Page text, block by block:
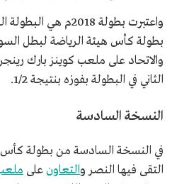
واعتبرت بطولة 2018م
بطولة كأس هيئة الرياضة لبطل
والاتحاد على ملعب كوينز بارك
الثاني في البطولة بفوزه بنتيجة 1/2.
النسخة السادسة
التقى فيها النصر والتعاونعلى